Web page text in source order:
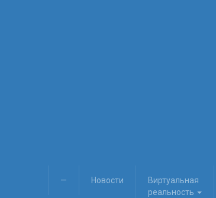
— Новости
Виртуальная
реальность